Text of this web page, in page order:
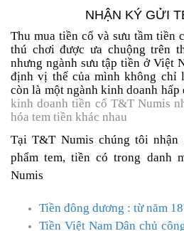
NHẬN KÝ GỬI
Thu mua tiền cổ và sưu tầm tiền
thú chơi được ưa chuộng trên
nhưng ngành sưu tập tiền ở Việt
định vị thế của mình không chỉ
còn là một ngành kinh doanh hấp
kinh doanh tiền cổ T&T Numis
hóa tem tiền khác nhau
Tại T&T Numis chúng tôi
phẩm tem, tiền có trong danh
Numis
Tiền đông dương : từ năm
Tiền Việt Nam Dân chủ